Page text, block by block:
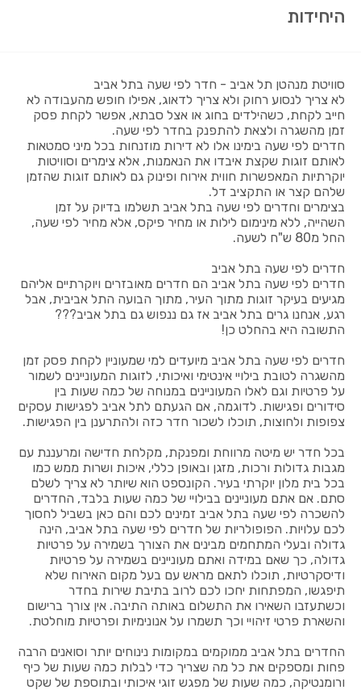
היחידות
סוויטת מנהטן תל אביב - חדר לפי שעה בתל אביב
לא צריך לנסוע רחוק ולא צריך לדאוג, אפילו חופש מהעבודה לא
חייב לקחת, כשהילדים בחוג או אצל סבתא, אפשר לקחת פסק
זמן מהשגרה ולצאת להתפנק בחדר לפי שעה.
חדרים לפי שעה בימינו אלו לא דירות מוזנחות בכל מיני סמטאות
לאותם זוגות שקצת איבדו את הנאמנות, אלא צימרים וסוויטות
יוקרתיות המאפשרות חווית אירוח ופינוק גם לאותם זוגות שהזמן
שלהם קצר או התקציב דל.
בצימרים וחדרים לפי שעה בתל אביב תשלמו בדיוק על זמן
השהייה, ללא מינימום לילות או מחיר פיקס, אלא מחיר לפי שעה,
החל מ80 ש"ח לשעה.
חדרים לפי שעה בתל אביב
חדרים לפי שעה בתל אביב הם חדרים מאובזרים ויוקרתיים אליהם
מגיעים בעיקר זוגות מתוך העיר, מתוך הבועה התל אביבית, אבל
רגע, אנחנו גרים בתל אביב אז גם ננפוש גם בתל אביב???
התשובה היא בהחלט כן!
חדרים לפי שעה בתל אביב מיועדים למי שמעוניין לקחת פסק זמן
מהשגרה לטובת בילויי אינטימי ואיכותי, לזוגות המעוניינים לשמור
על פרטיות וגם לאלו המעוניינים במנוחה של כמה שעות בין
סידורים ופגישות. לדוגמה, אם הגעתם לתל אביב לפגישות עסקים
צפופות ולחוצות, תוכלו לשכור חדר כזה ולהתרענן בין הפגישות.
בכל חדר יש מיטה מרווחת ומפנקת, מקלחת חדישה ומרעננת עם
מגבות גדולות ורכות, מזגן ובאופן כללי, איכות ושרות ממש כמו
בכל בית מלון יוקרתי בעיר. הקונספט הוא שיותר לא צריך לשלם
סתם. אם אתם מעוניינים בבילויי של כמה שעות בלבד, החדרים
להשכרה לפי שעה בתל אביב זמינים לכם והם כאן בשביל לחסוך
לכם עלויות. הפופולריות של חדרים לפי שעה בתל אביב, הינה
גדולה ובעלי המתחמים מבינים את הצורך בשמירה על פרטיות
גדולה, כך שאם במידה ואתם מעוניינים בשמירה על פרטיות
ודיסקרטיות, תוכלו לתאם מראש עם בעל מקום האירוח שלא
תיפגשו, המפתחות יחכו לכם לרוב בתיבת שירות בחדר
וכשתעזבו השאירו את התשלום באותה התיבה. אין צורך ברישום
והשארת פרטי זיהויי וכך תשמרו על אנונימיות ופרטיות מוחלטת.
החדרים בתל אביב ממוקמים במקומות נינוחים יותר וסואנים הרבה
פחות ומספקים את כל מה שצריך כדי לבלות כמה שעות של כיף
ורומנטיקה, כמה שעות של מפגש זוגי איכותי ובתוספת של שקט